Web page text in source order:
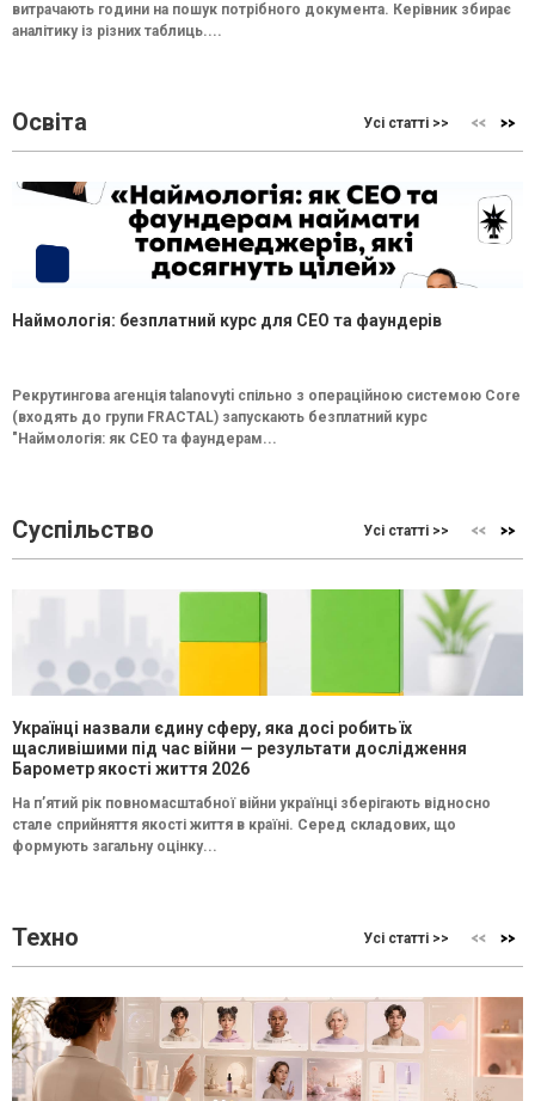
витрачають години на пошук потрібного документа. Керівник збирає
аналітику із різних таблиць....
Освіта Усі статті >>
Наймологія: безплатний курс для CEO та фаундерів
Рекрутингова агенція talanovyti спільно з операційною системою Core
(входять до групи FRACTAL) запускають безплатний курс
"Наймологія: як СEO та фаундерам...
Суспільство Усі статті >>
Українці назвали єдину сферу, яка досі робить їх
щасливішими під час війни — результати дослідження
Барометр якості життя 2026
На п’ятий рік повномасштабної війни українці зберігають відносно
стале сприйняття якості життя в країні. Серед складових, що
формують загальну оцінку...
Техно Усі статті >>